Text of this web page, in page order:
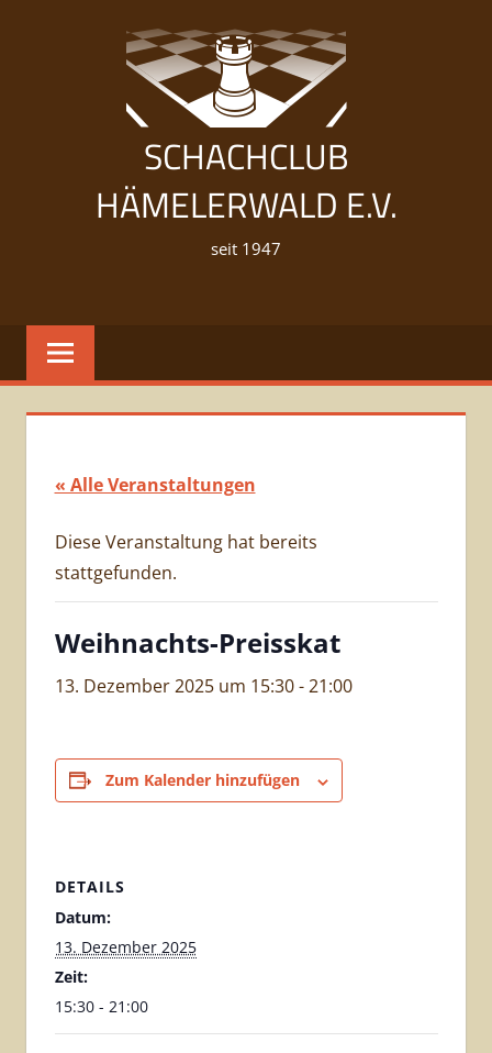
SCHACHCLUB
HÄMELERWALD E.V.
seit 1947
« Alle Veranstaltungen
Diese Veranstaltung hat bereits
stattgefunden.
Weihnachts-Preisskat
13. Dezember 2025 um 15:30-21:00
Zum Kalender hinzufügen
DETAILS
Datum:
13. Dezember 2025
Zeit:
15:30 - 21:00